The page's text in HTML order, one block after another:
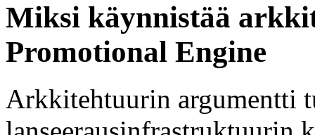
Miksi käynnistää
Promotional Engine
Arkkitehtuurin argumentti